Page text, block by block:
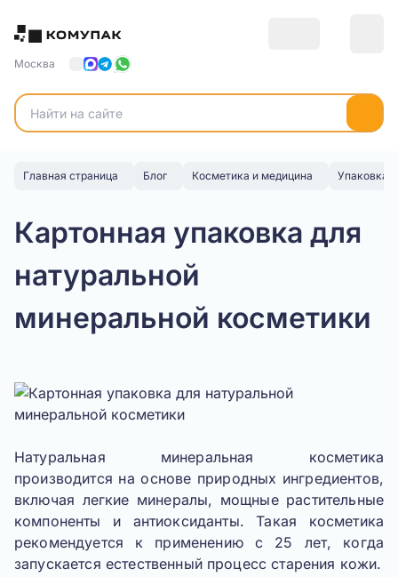
Москва
Главная страница Блог Косметика и медицина Упаковка
Картонная упаковка для
натуральной
минеральной косметики
Натуральная минеральная косметика
производится на основе природных ингредиентов,
включая легкие минералы, мощные растительные
компоненты и антиоксиданты. Такая косметика
рекомендуется к применению с 25 лет, когда
запускается естественный процесс старения кожи.